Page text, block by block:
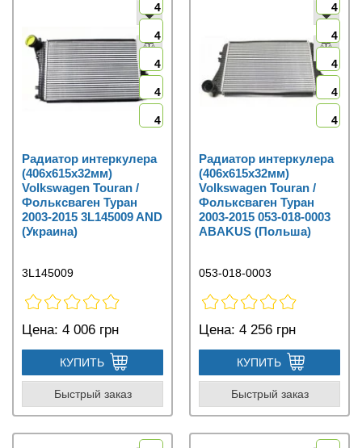
4
4
4
4
4
Радиатор интеркулера
(406x615x32мм)
Volkswagen Touran /
Фольксваген Туран
2003-2015 3L145009 AND
(Украина)
3L145009
Цена: 4 006 грн
КУПИТЬ
Быстрый заказ
4
4
4
4
4
Радиатор интеркулера
(406x615x32мм)
Volkswagen Touran /
Фольксваген Туран
2003-2015 053-018-0003
ABAKUS (Польша)
053-018-0003
Цена: 4 256 грн
КУПИТЬ
Быстрый заказ